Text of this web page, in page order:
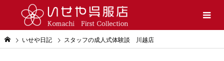
いせや日記 スタッフの成人式体験談 川越店